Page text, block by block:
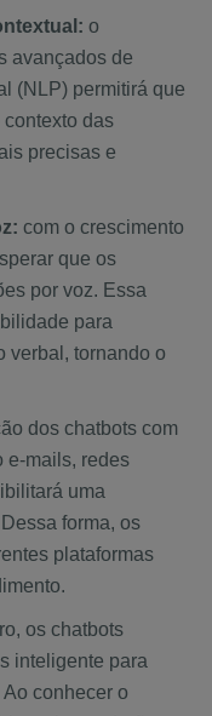
o
avançados de
(NLP) permitirá que
das
precisas e
com o crescimento
que os
por voz. Essa
para
verbal, tornando o
dos chatbots com
e-mails, redes
uma
forma, os
plataformas
os chatbots
inteligente para
conhecer o